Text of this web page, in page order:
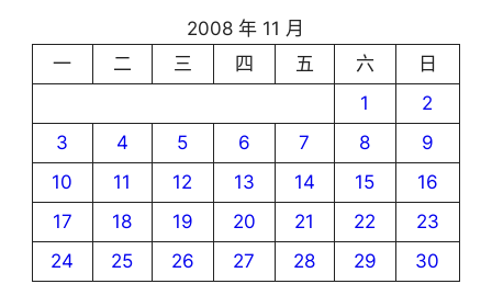
2008 年 11 月
一
二 三 四 五 六
日
1
2
3
4 5 6 7 8
9
10
11 12 13 14 15
16
17
18 19 20 21 22
23
24
25 26 27 28 29
30